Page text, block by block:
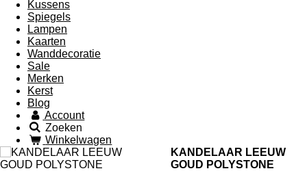
Kussens
Spiegels
Lampen
Kaarten
Wanddecoratie
Sale
Merken
Kerst
Blog
Account
Zoeken
Winkelwagen
KANDELAAR LEEUW
GOUD POLYSTONE